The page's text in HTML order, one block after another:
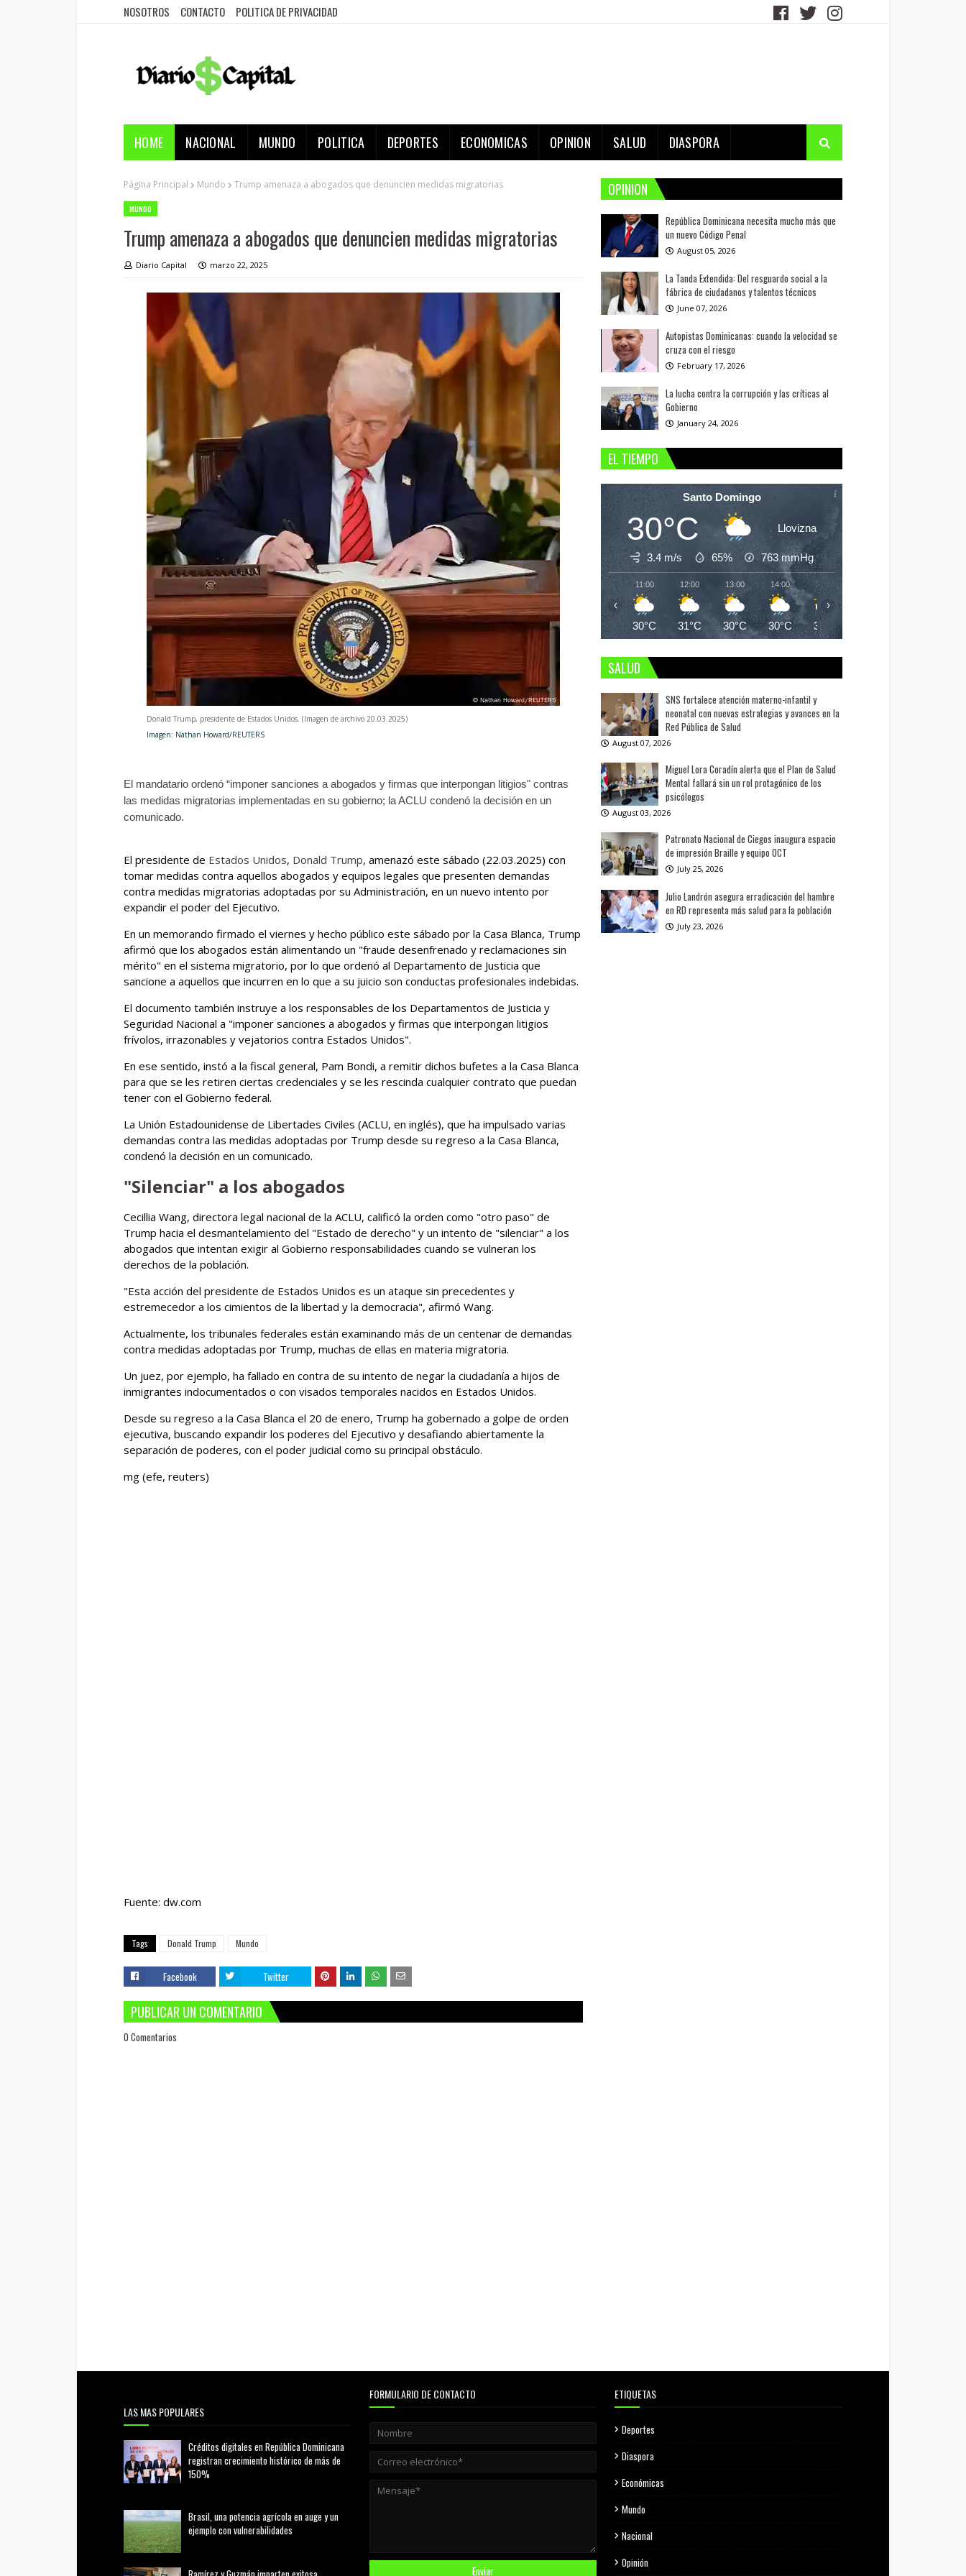
NOSOTROS CONTACTO POLITICA DE PRIVACIDAD
HOME NACIONAL MUNDO POLITICA DEPORTES ECONOMICAS OPINION SALUD DIASPORA
Página Principal Mundo Trump amenaza a abogados que denuncien medidas migratorias
MUNDO
Trump amenaza a abogados que denuncien medidas migratorias
Diario Capital marzo 22, 2025
Donald Trump, presidente de Estados Unidos. (Imagen de archivo 20.03.2025)
Imagen: Nathan Howard/REUTERS
El mandatario ordenó “imponer sanciones a abogados y firmas que interpongan litigios" contras
las medidas migratorias implementadas en su gobierno; la ACLU condenó la decisión en un
comunicado.
El presidente de Estados Unidos, Donald Trump, amenazó este sábado (22.03.2025) con
tomar medidas contra aquellos abogados y equipos legales que presenten demandas
contra medidas migratorias adoptadas por su Administración, en un nuevo intento por
expandir el poder del Ejecutivo.
En un memorando firmado el viernes y hecho público este sábado por la Casa Blanca, Trump
afirmó que los abogados están alimentando un "fraude desenfrenado y reclamaciones sin
mérito" en el sistema migratorio, por lo que ordenó al Departamento de Justicia que
sancione a aquellos que incurren en lo que a su juicio son conductas profesionales indebidas.
El documento también instruye a los responsables de los Departamentos de Justicia y
Seguridad Nacional a "imponer sanciones a abogados y firmas que interpongan litigios
frívolos, irrazonables y vejatorios contra Estados Unidos".
En ese sentido, instó a la fiscal general, Pam Bondi, a remitir dichos bufetes a la Casa Blanca
para que se les retiren ciertas credenciales y se les rescinda cualquier contrato que puedan
tener con el Gobierno federal.
La Unión Estadounidense de Libertades Civiles (ACLU, en inglés), que ha impulsado varias
demandas contra las medidas adoptadas por Trump desde su regreso a la Casa Blanca,
condenó la decisión en un comunicado.
"Silenciar" a los abogados
Cecillia Wang, directora legal nacional de la ACLU, calificó la orden como "otro paso" de
Trump hacia el desmantelamiento del "Estado de derecho" y un intento de "silenciar" a los
abogados que intentan exigir al Gobierno responsabilidades cuando se vulneran los
derechos de la población.
"Esta acción del presidente de Estados Unidos es un ataque sin precedentes y
estremecedor a los cimientos de la libertad y la democracia", afirmó Wang.
Actualmente, los tribunales federales están examinando más de un centenar de demandas
contra medidas adoptadas por Trump, muchas de ellas en materia migratoria.
Un juez, por ejemplo, ha fallado en contra de su intento de negar la ciudadanía a hijos de
inmigrantes indocumentados o con visados temporales nacidos en Estados Unidos.
Desde su regreso a la Casa Blanca el 20 de enero, Trump ha gobernado a golpe de orden
ejecutiva, buscando expandir los poderes del Ejecutivo y desafiando abiertamente la
separación de poderes, con el poder judicial como su principal obstáculo.
mg (efe, reuters)
Fuente: dw.com
Tags Donald Trump Mundo
Facebook Twitter
PUBLICAR UN COMENTARIO
0 Comentarios
OPINION
República Dominicana necesita mucho más que
un nuevo Código Penal
August 05, 2026
La Tanda Extendida: Del resguardo social a la
fábrica de ciudadanos y talentos técnicos
June 07, 2026
Autopistas Dominicanas: cuando la velocidad se
cruza con el riesgo
February 17, 2026
La lucha contra la corrupción y las críticas al
Gobierno
January 24, 2026
EL TIEMPO
Santo Domingo
30°C Llovizna
3.4 m/s 65% 763mmHg
11:00
30°C
12:00
31°C
13:00
30°C
14:00
30°C
15:00
30°C
‹ ›
SALUD
SNS fortalece atención materno-infantil y
neonatal con nuevas estrategias y avances en la
Red Pública de Salud
August 07, 2026
Miguel Lora Coradín alerta que el Plan de Salud
Mental fallará sin un rol protagónico de los
psicólogos
August 03, 2026
Patronato Nacional de Ciegos inaugura espacio
de impresión Braille y equipo OCT
July 25, 2026
Julio Landrón asegura erradicación del hambre
en RD representa más salud para la población
July 23, 2026
LAS MAS POPULARES
Créditos digitales en República Dominicana
registran crecimiento histórico de más de
150%
Brasil, una potencia agrícola en auge y un
ejemplo con vulnerabilidades
FORMULARIO DE CONTACTO ETIQUETAS
Deportes
Diaspora
Económicas
Mundo
Nacional
Opinión